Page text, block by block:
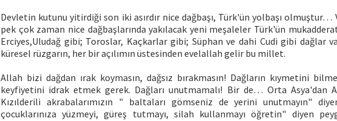
Devletin kutunu yitirdiği son iki asırdır nice dağbaşı, Türk'ün yolbaşı olmuştur…
pek çok zaman nice dağbaşlarında yakılacak yeni meşaleler Türk'ün
Erciyes,Uludağ gibi; Toroslar, Kaçkarlar gibi; Süphan ve dahi Cudi gibi dağlar
küresel rüzgarın, her bir açılımın üstesinden evelallah gelir bu millet.
Allah bizi dağdan ırak koymasın, dağsız bırakmasın! Dağların kıymetini
keyfiyetini idrak etmek gerek. Dağları unutmamalı! Bir de… Orta Asya'dan
Kızılderili akrabalarımızın " baltaları gömseniz de yerini unutmayın"
çocuklarınıza yüzmeyi, güreş tutmayı, silah kullanmayı öğretin" diyen